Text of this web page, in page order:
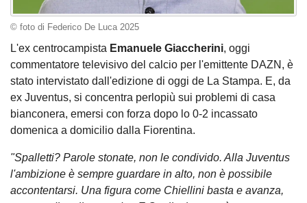
© foto di Federico De Luca 2025
L'ex centrocampista Emanuele Giaccherini, oggi
commentatore televisivo del calcio per l'emittente DAZN, è
stato intervistato dall'edizione di oggi de La Stampa. E, da
ex Juventus, si concentra perlopiù sui problemi di casa
bianconera, emersi con forza dopo lo 0-2 incassato
domenica a domicilio dalla Fiorentina.
"Spalletti? Parole stonate, non le condivido. Alla Juventus
l'ambizione è sempre guardare in alto, non è possibile
accontentarsi. Una figura come Chiellini basta e avanza,